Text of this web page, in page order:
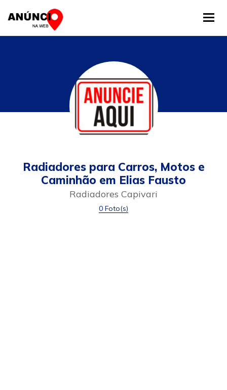
Radiadores para Carros, Motos e
Caminhão em Elias Fausto
Radiadores Capivari
0 Foto(s)